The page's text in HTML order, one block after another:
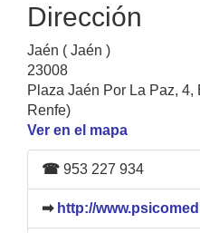
Dirección
Jaén ( Jaén )
23008
Plaza Jaén Por La Paz, 4,
Renfe)
Ver en el mapa
☎ 953 227 934
➡ http://